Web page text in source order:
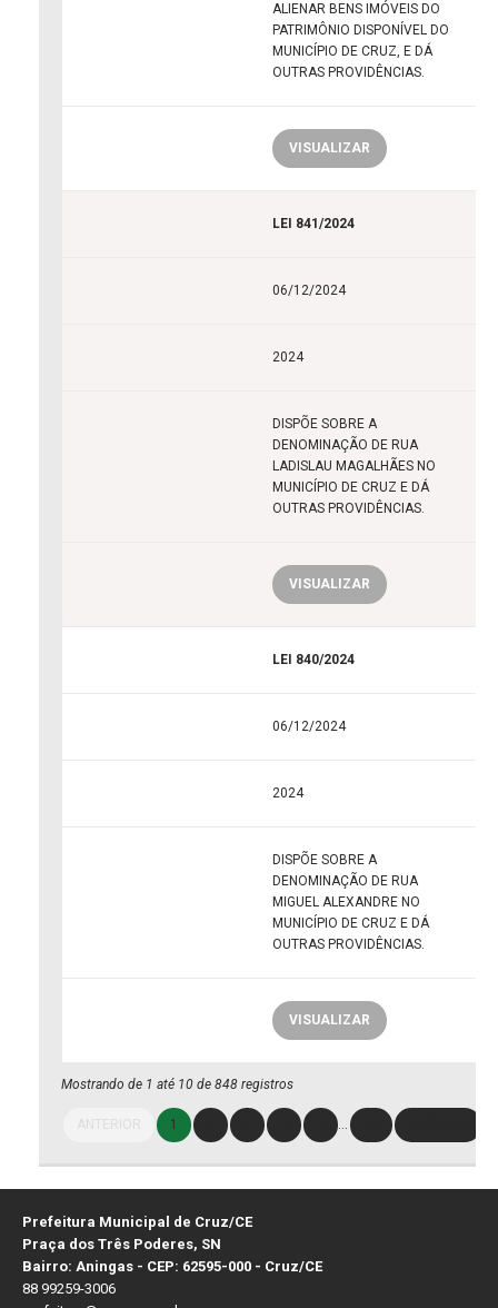
ALIENAR BENS IMÓVEIS DO
PATRIMÔNIO DISPONÍVEL DO
MUNICÍPIO DE CRUZ, E DÁ
OUTRAS PROVIDÊNCIAS.
VISUALIZAR
LEI 841/2024
06/12/2024
2024
DISPÕE SOBRE A
DENOMINAÇÃO DE RUA
LADISLAU MAGALHÃES NO
MUNICÍPIO DE CRUZ E DÁ
OUTRAS PROVIDÊNCIAS.
VISUALIZAR
LEI 840/2024
06/12/2024
2024
DISPÕE SOBRE A
DENOMINAÇÃO DE RUA
MIGUEL ALEXANDRE NO
MUNICÍPIO DE CRUZ E DÁ
OUTRAS PROVIDÊNCIAS.
VISUALIZAR
Mostrando de 1 até 10 de 848 registros
1
Prefeitura Municipal de Cruz/CE
Praça dos Três Poderes, SN
Bairro: Aningas - CEP: 62595-000 - Cruz/CE
88 99259-3006